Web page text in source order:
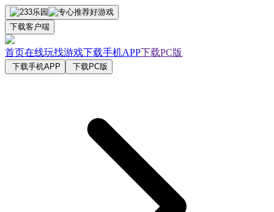
下载客户端
首页在线玩找游戏下载手机APP下载PC版
下载手机APP 下载PC版